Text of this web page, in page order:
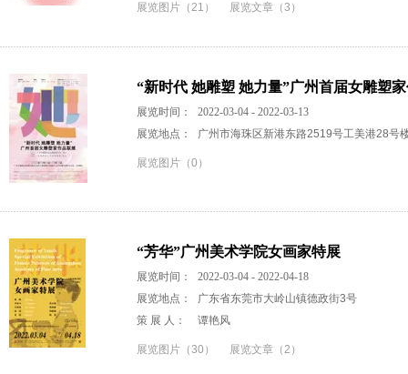
展览图片（21） 展览文章（3）
“新时代 她雕塑 她力量”广州首届女雕塑
展览时间：
2022-03-04 - 2022-03-13
展览地点：
广州市海珠区新港东路2519号工美港28号
展览图片（0）
“芳华”广州美术学院女画家特展
展览时间：
2022-03-04 - 2022-04-18
展览地点：
广东省东莞市大岭山镇德政街3号
策 展 人：
谭艳风
展览图片（30） 展览文章（2）